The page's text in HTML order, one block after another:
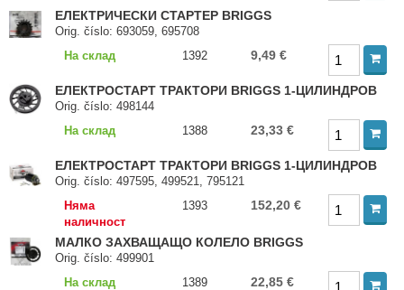
ЕЛЕКТРИЧЕСКИ СТАРТЕР BRIGGS
Orig. číslo: 693059, 695708
На склад
1392 9,49 €
ЕЛЕКТРОСТАРТ ТРАКТОРИ BRIGGS 1-ЦИЛИНДРОВ
Orig. číslo: 498144
На склад
1388 23,33 €
ЕЛЕКТРОСТАРТ ТРАКТОРИ BRIGGS 1-ЦИЛИНДРОВ
Orig. číslo: 497595, 499521, 795121
Няма
наличност
1393 152,20 €
МАЛКО ЗАХВАЩАЩО КОЛЕЛО BRIGGS
Orig. číslo: 499901
На склад
1389 22,85 €